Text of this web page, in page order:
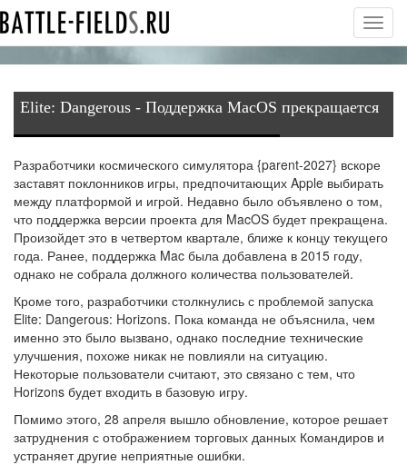
Elite: Dangerous - Поддержка MacOS прекращается
Разработчики космического симулятора {parent-2027} вскоре
заставят поклонников игры, предпочитающих Apple выбирать
между платформой и игрой. Недавно было объявлено о том,
что поддержка версии проекта для MacOS будет прекращена.
Произойдет это в четвертом квартале, ближе к концу текущего
года. Ранее, поддержка Mac была добавлена в 2015 году,
однако не собрала должного количества пользователей.
Кроме того, разработчики столкнулись с проблемой запуска
Elite: Dangerous: Horizons. Пока команда не объяснила, чем
именно это было вызвано, однако последние технические
улучшения, похоже никак не повлияли на ситуацию.
Некоторые пользователи считают, это связано с тем, что
Horizons будет входить в базовую игру.
Помимо этого, 28 апреля вышло обновление, которое решает
затруднения с отображением торговых данных Командиров и
устраняет другие неприятные ошибки.